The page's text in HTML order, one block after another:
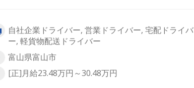
自社企業ドライバー, 営業ドライバー, 宅配ドライバ
ー, 軽貨物配送ドライバー
富山県富山市
[正]月給23.48万円～30.48万円